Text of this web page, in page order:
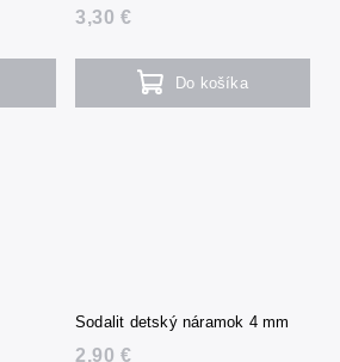
3,30 €
Do košíka
Sodalit detský náramok 4 mm
2,90 €